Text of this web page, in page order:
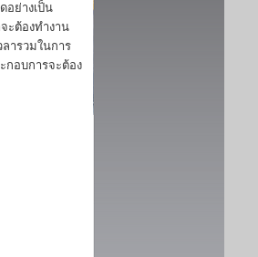
อย่างเป็น
ะต้องทำงาน
ารวมในการ
กอบการจะต้อง